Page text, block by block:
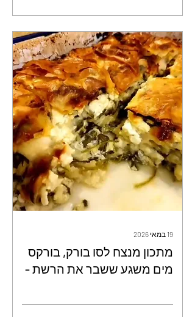
19 במאי 2026
מתכון מנצח לסו בורק, בורקס
מים משגע ששבר את הרשת -